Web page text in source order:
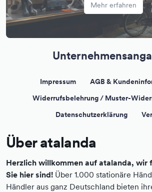
Mehr erfahren
Impressum
AGB &
Widerrufsbelehrung / Muster-
Datenschutzerklärung
Über atalanda
Herzlich willkommen auf atalanda, wir
Sie hier sind! Über 1.000 stationäre
Händler aus ganz Deutschland bieten